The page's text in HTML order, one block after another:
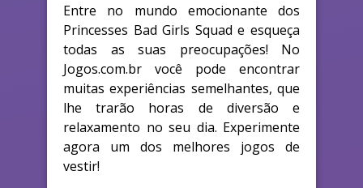
Entre no mundo emocionante dos
Princesses Bad Girls Squad e esqueça
todas as suas preocupações! No
Jogos.com.br você pode encontrar
muitas experiências semelhantes, que
lhe trarão horas de diversão e
relaxamento no seu dia. Experimente
agora um dos melhores jogos de
vestir!